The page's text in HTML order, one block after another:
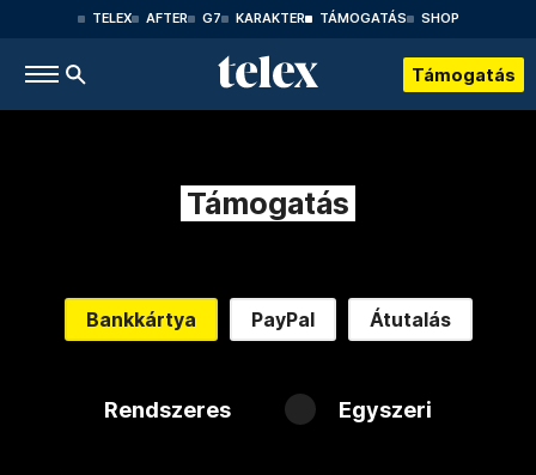
TELEX AFTER G7 KARAKTER TÁMOGATÁS SHOP
Támogatás
Támogatás
Bankkártya PayPal Átutalás
Rendszeres Egyszeri